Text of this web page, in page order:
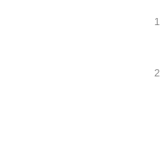
1
2